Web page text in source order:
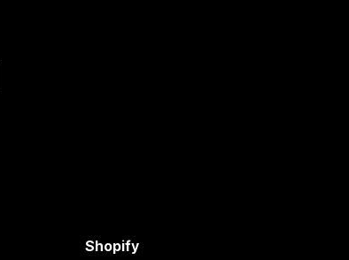
Shopify